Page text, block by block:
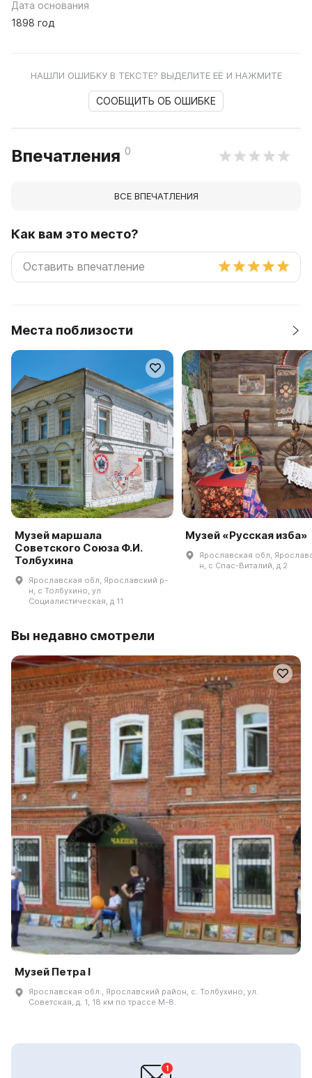
Дата основания
1898 год
НАШЛИ ОШИБКУ В ТЕКСТЕ? ВЫДЕЛИТЕ ЕЁ И НАЖМИТЕ
СООБЩИТЬ ОБ ОШИБКЕ
Впечатления 0
ВСЕ ВПЕЧАТЛЕНИЯ
Как вам это место?
Места поблизости
Музей маршала
Советского Союза Ф.И.
Толбухина
Ярославская обл, Ярославский р-
н, с Толбухино, ул
Социалистическая, д 11
Музей «Русская изба»
Ярославская обл,
н, с Спас-Виталий, д 2
Вы недавно смотрели
Музей Петра I
Ярославская обл., Ярославский район, с. Толбухино, ул.
Советская, д. 1, 18 км по трассе М-8.